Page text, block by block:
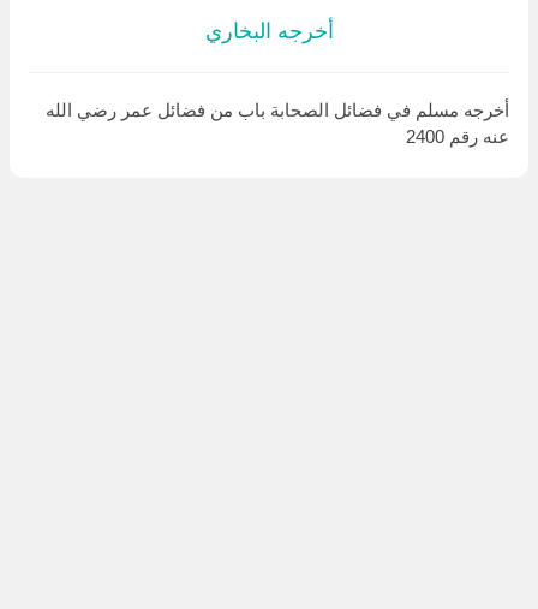
أخرجه البخاري
أخرجه مسلم في فضائل الصحابة باب من فضائل عمر رضي الله
عنه رقم 2400